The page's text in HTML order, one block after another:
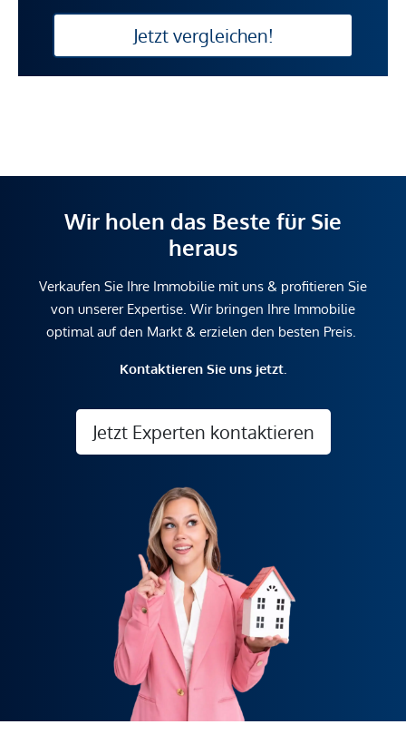
Jetzt vergleichen!
Wir holen das Beste für Sie
heraus
Verkaufen Sie Ihre Immobilie mit uns & profitieren Sie
von unserer Expertise. Wir bringen Ihre Immobilie
optimal auf den Markt & erzielen den besten Preis.
Kontaktieren Sie uns jetzt.
Jetzt Experten kontaktieren